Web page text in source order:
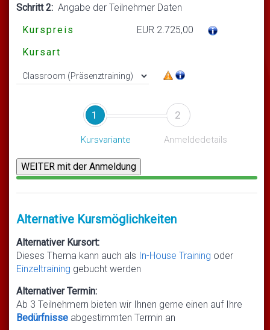
Schritt 2: Angabe der Teilnehmer Daten
Kurspreis
EUR 2.725,00
Kursart
1
Kursvariante
2
Anmeldedetails
Alternative Kursmöglichkeiten
Alternativer Kursort:
Dieses Thema kann auch als In-House Training oder
Einzeltraining gebucht werden
Alternativer Termin:
Ab 3 Teilnehmern bieten wir Ihnen gerne einen auf Ihre
Bedürfnisse abgestimmten Termin an